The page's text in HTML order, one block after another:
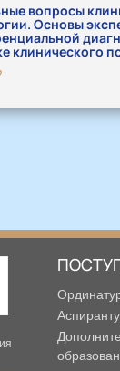
вопросы
Основы
клинического